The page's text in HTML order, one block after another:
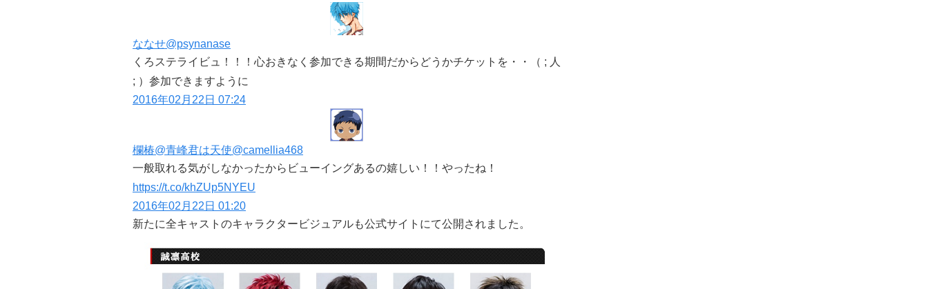
ななせ@psynanase
くろステライビュ！！！心おきなく参加できる期間だからどうかチケットを・・（ ; 人
; ）参加できますように
2016年02月22日 07:24
欄椿@青峰君は天使@camellia468
一般取れる気がしなかったからビューイングあるの嬉しい！！やったね！
https://t.co/khZUp5NYEU
2016年02月22日 01:20
新たに全キャストのキャラクタービジュアルも公式サイトにて公開されました。